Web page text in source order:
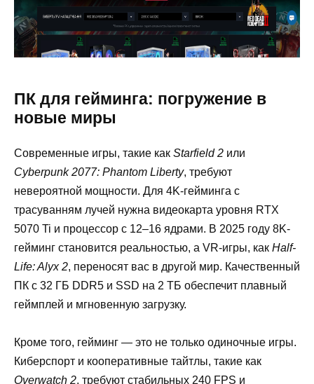
ПК для гейминга: погружение в
новые миры
Современные игры, такие как Starfield 2 или
Cyberpunk 2077: Phantom Liberty, требуют
невероятной мощности. Для 4K-гейминга с
трасуванням лучей нужна видеокарта уровня RTX
5070 Ti и процессор с 12–16 ядрами. В 2025 году 8K-
гейминг становится реальностью, а VR-игры, как Half-
Life: Alyx 2, переносят вас в другой мир. Качественный
ПК с 32 ГБ DDR5 и SSD на 2 ТБ обеспечит плавный
геймплей и мгновенную загрузку.
Кроме того, гейминг — это не только одиночные игры.
Киберспорт и кооперативные тайтлы, такие как
Overwatch 2, требуют стабильных 240 FPS и